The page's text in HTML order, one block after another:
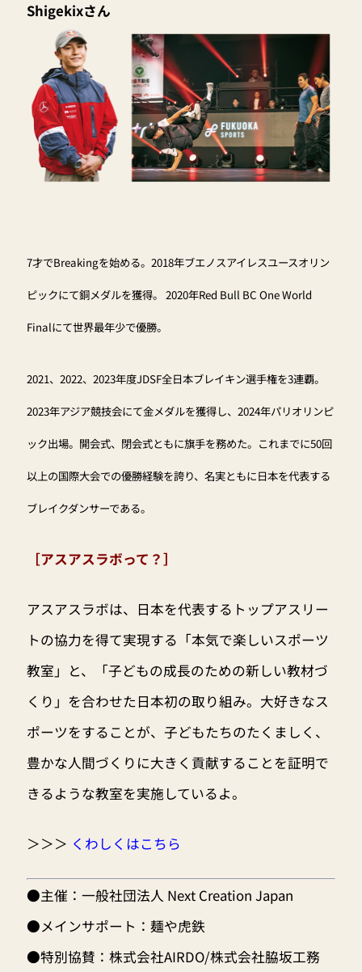
Shigekixさん
7才でBreakingを始める。2018年ブエノスアイレスユースオリン
ピックにて銅メダルを獲得。 2020年Red Bull BC One World
Finalにて世界最年少で優勝。
2021、2022、2023年度JDSF全日本ブレイキン選手権を3連覇。
2023年アジア競技会にて金メダルを獲得し、2024年パリオリンピ
ック出場。開会式、閉会式ともに旗手を務めた。これまでに50回
以上の国際大会での優勝経験を誇り、名実ともに日本を代表する
ブレイクダンサーである。
［アスアスラボって？］
アスアスラボは、日本を代表するトップアスリー
トの協力を得て実現する「本気で楽しいスポーツ
教室」と、「子どもの成長のための新しい教材づ
くり」を合わせた日本初の取り組み。大好きなス
ポーツをすることが、子どもたちのたくましく、
豊かな人間づくりに大きく貢献することを証明で
きるような教室を実施しているよ。
＞＞＞ くわしくはこちら
●主催：一般社団法人 Next Creation Japan
●メインサポート：麺や虎鉄
●特別協賛：株式会社AIRDO/株式会社脇坂工務